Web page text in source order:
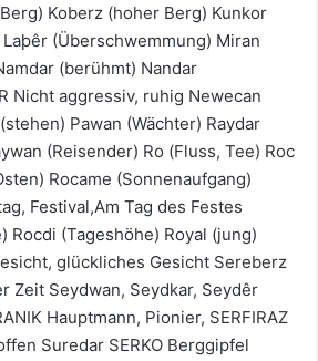
Koberz (hoher Berg) Kunkor
(Überschwemmung) Miran
(berühmt) Nandar
Nicht aggressiv, ruhig Newecan
Pawan (Wächter) Raydar
(Reisender) Ro (Fluss, Tee) Roc
Rocame (Sonnenaufgang)
Festival,Am Tag des Festes
Rocdi (Tageshöhe) Royal (jung)
glückliches Gesicht Sereberz
Zeit Seydwan, Seydkar, Seydêr
Hauptmann, Pionier, SERFIRAZ
Suredar SERKO Berggipfel